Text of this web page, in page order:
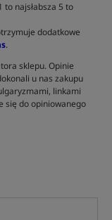
najsłabsza 5 to
dodatkowe
.
sklepu. Opinie
u nas zakupu
linkami
się do opiniowanego